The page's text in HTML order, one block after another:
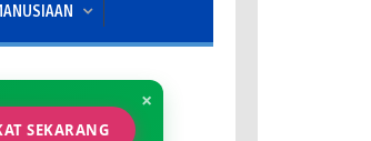
×
SEKARANG